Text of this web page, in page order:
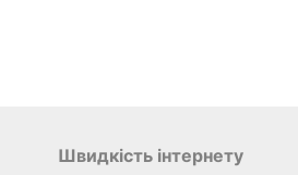
Швидкість інтернету